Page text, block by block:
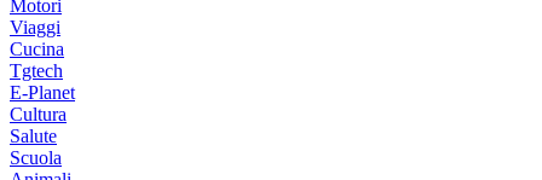
Motori
Viaggi
Cucina
Tgtech
E-Planet
Cultura
Salute
Scuola